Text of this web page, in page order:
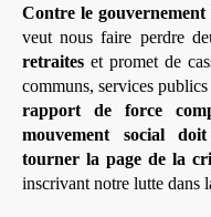
Contre le
veut nous faire perdre
retraites et promet de
communs, services
rapport de force
mouvement social
tourner la page de la
inscrivant notre lutte dans